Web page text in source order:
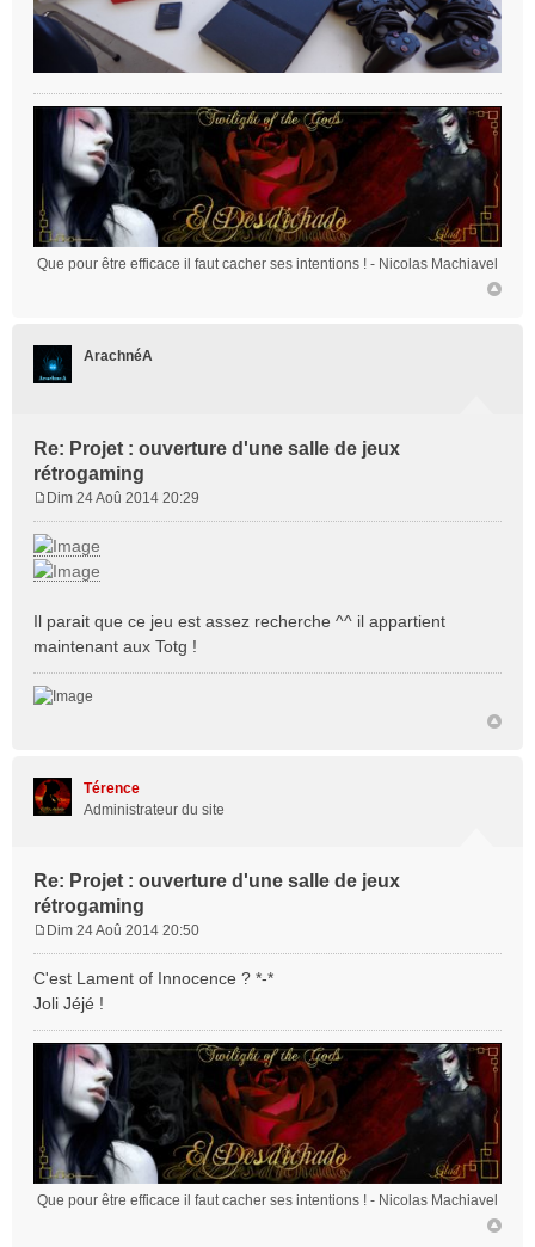
Que pour être efficace il faut cacher ses intentions ! - Nicolas Machiavel
ArachnéA
Re: Projet : ouverture d'une salle de jeux
rétrogaming
e
s
s
g
e
Dim 24 Aoû 2014 20:29
Il parait que ce jeu est assez recherche ^^ il appartient
maintenant aux Totg !
Térence
Administrateur du site
Re: Projet : ouverture d'une salle de jeux
rétrogaming
s
s
a
Dim 24 Aoû 2014 20:50
C'est Lament of Innocence ? *-*
Joli Jéjé !
Que pour être efficace il faut cacher ses intentions ! - Nicolas Machiavel